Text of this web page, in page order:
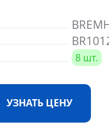
8 шт.
УЗНАТЬ ЦЕНУ